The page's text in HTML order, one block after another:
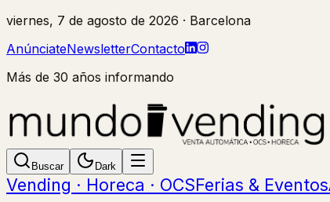
viernes, 7 de agosto de 2026 · Barcelona
AnúnciateNewsletterContacto
Más de 30 años informando
Buscar Dark
Vending · Horeca · OCSFerias & Eventos